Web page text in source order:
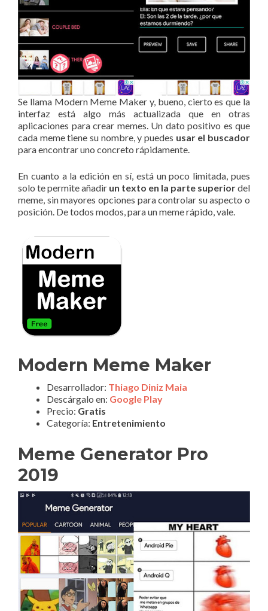
Se llama Modern Meme Maker y, bueno, cierto es que la
interfaz está algo más actualizada que en otras
aplicaciones para crear memes. Un dato positivo es que
cada meme tiene su nombre, y puedes usar el buscador
para encontrar uno concreto rápidamente.
En cuanto a la edición en sí, está un poco limitada, pues
solo te permite añadir un texto en la parte superiordel
meme, sin mayores opciones para controlar su aspecto o
posición. De todos modos, para un meme rápido, vale.
Modern Meme Maker
Desarrollador: Thiago Diniz Maia
Descárgalo en: Google Play
Precio: Gratis
Categoría: Entretenimiento
Meme Generator Pro
2019